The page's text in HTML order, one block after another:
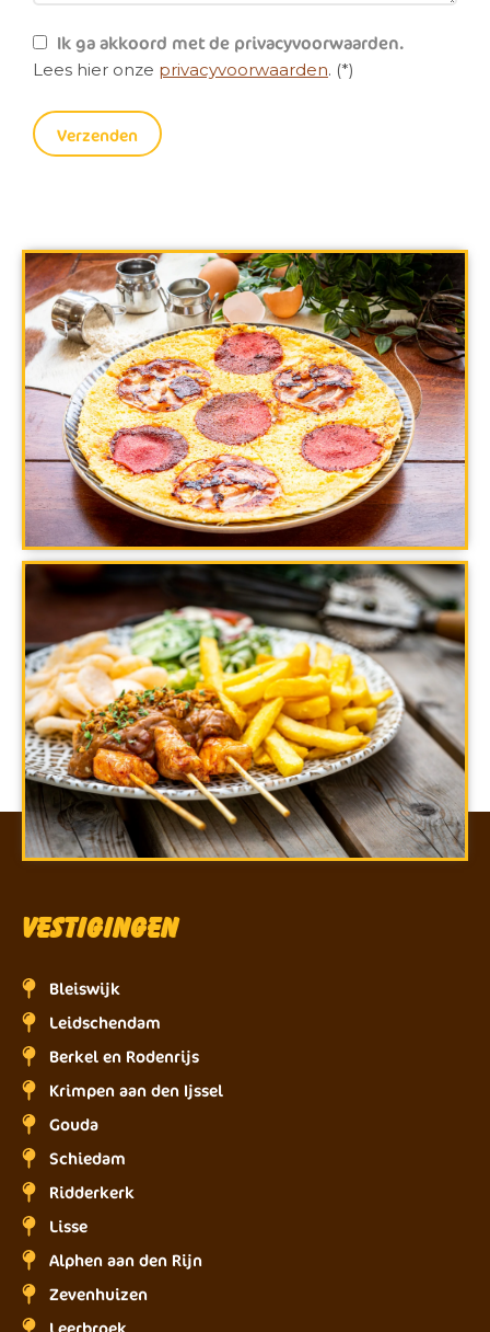
Ik ga akkoord met de privacyvoorwaarden.
Lees hier onze privacyvoorwaarden. (*)
Vestigingen
Bleiswijk
Leidschendam
Berkel en Rodenrijs
Krimpen aan den Ijssel
Gouda
Schiedam
Ridderkerk
Lisse
Alphen aan den Rijn
Zevenhuizen